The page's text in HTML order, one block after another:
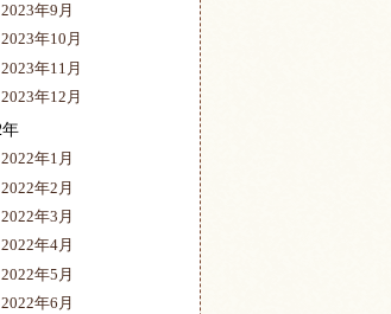
2023年9月
2023年10月
2023年11月
2023年12月
年
2022年1月
2022年2月
2022年3月
2022年4月
2022年5月
2022年6月